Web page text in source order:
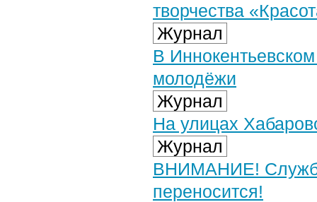
творчества
Журнал
В
молодёжи
Журнал
На улицах
Журнал
ВНИМАНИЕ!
переносится!